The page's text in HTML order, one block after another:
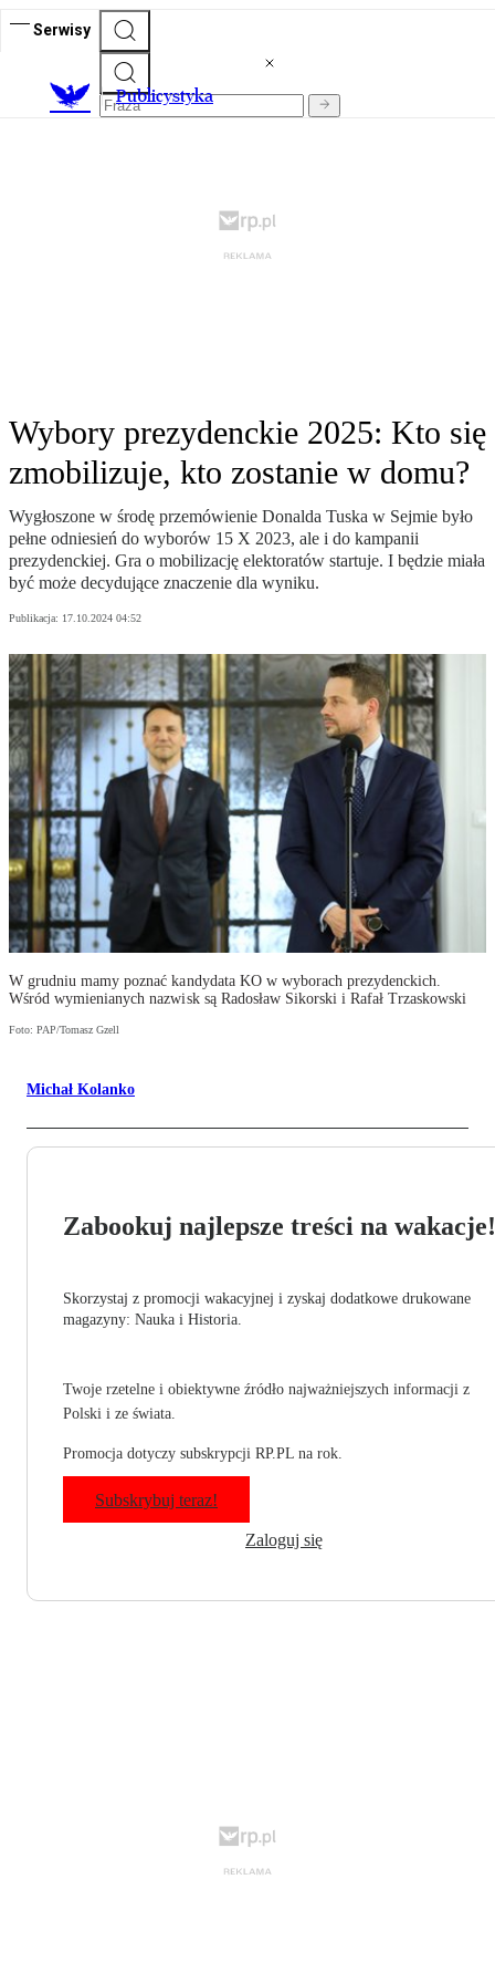
Serwisy
Publicystyka
Wybory prezydenckie 2025: Kto się
zmobilizuje, kto zostanie w domu?
Wygłoszone w środę przemówienie Donalda Tuska w Sejmie było
pełne odniesień do wyborów 15 X 2023, ale i do kampanii
prezydenckiej. Gra o mobilizację elektoratów startuje. I będzie miała
być może decydujące znaczenie dla wyniku.
Publikacja: 17.10.2024 04:52
W grudniu mamy poznać kandydata KO w wyborach prezydenckich.
Wśród wymienianych nazwisk są Radosław Sikorski i Rafał Trzaskowski
Foto: PAP/Tomasz Gzell
Michał Kolanko
Zabookuj najlepsze treści na wakacje!
Skorzystaj z promocji wakacyjnej i zyskaj dodatkowe drukowane
magazyny: Nauka i Historia.
Twoje rzetelne i obiektywne źródło najważniejszych informacji z
Polski i ze świata.
Promocja dotyczy subskrypcji RP.PL na rok.
Subskrybuj teraz!
Zaloguj się